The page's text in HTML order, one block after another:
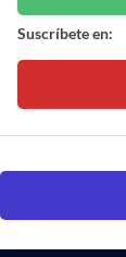
Suscríbete en: